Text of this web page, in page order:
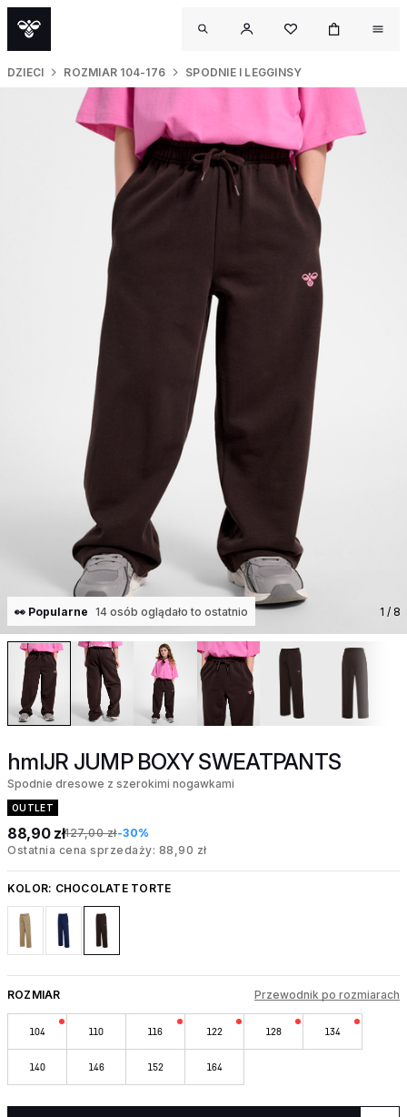
DZIECI ROZMIAR 104-176 SPODNIE I LEGGINSY
👀 Popularne 14 osób oglądało to ostatnio 1 / 8
hmlJR JUMP BOXY SWEATPANTS
Spodnie dresowe z szerokimi nogawkami
OUTLET
88,90 zł127,00 zł-30%
Ostatnia cena sprzedaży: 88,90 zł
KOLOR: CHOCOLATE TORTE
ROZMIAR Przewodnik po rozmiarach
104 110 116 122 128 134
140 146 152 164